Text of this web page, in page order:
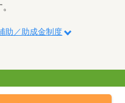
助／助成金制度